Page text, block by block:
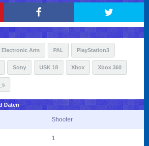
Electronic Arts PAL PlayStation3
Sony USK 18 Xbox Xbox 360
Daten
Shooter
1